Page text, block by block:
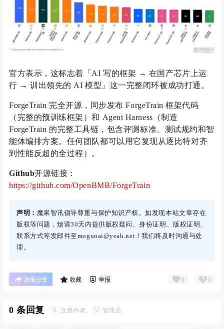
官方表示，这标志着「AI 写的框架 → 在国产芯片上运
行 → 训出领先的 AI 模型」这一完整闭环被成功打通。
ForgeTrain 完全开源，同步发布 ForgeTrain 框架代码
（完整的预训练框架）和 Agent Harness（制造
ForgeTrain 的完整工具链，包含评测标准、测试规约和智
能体编排方案。任何团队都可以用它复现从逐比特对齐
到性能反超的全过程）。
Github开源链接：
https://github.com/OpenBMB/ForgeTrain
声明： 魔果智讯倡导尊重与保护知识产权。如发现本站文章存在
版权等问题，烦请30天内提供版权疑问、身份证明、版权证明、
联系方式等发邮件至moguoai@yeah.net！我们将及时沟通与处
理。
海报分享 收藏 举报 0 0
0 条回复 A 文章作者 M 管理员